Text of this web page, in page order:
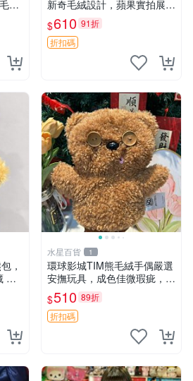
絨
新奇毛絨設計，蘋果實拍展
示，成色極佳 晚安香薰 馮娃
娃 毛絨玩偶
$610 91折
折扣碼
，
母
水星百貨 1
環球影城TIM熊毛絨手偶嚴選
安撫玩具，成色佳微瑕疵，贈
小禮物超值優惠 TIM熊 毛絨
手偶 安撫 toy 嚴選
$510 89折
折扣碼